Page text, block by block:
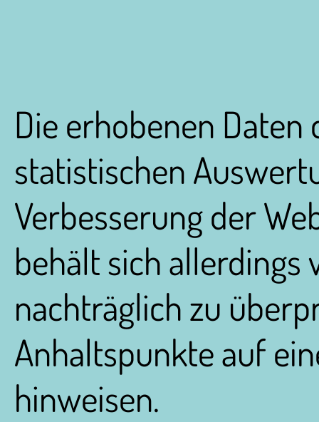
Die erhobenen
statistischen
Verbesserung der
behält sich allerdings
nachträglich zu
Anhaltspunkte auf
hinweisen.